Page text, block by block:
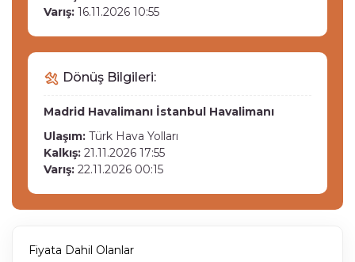
Varış: 16.11.2026 10:55
Dönüş Bilgileri:
Madrid Havalimanı İstanbul Havalimanı
Ulaşım: Türk Hava Yolları
Kalkış: 21.11.2026 17:55
Varış: 22.11.2026 00:15
Fiyata Dahil Olanlar